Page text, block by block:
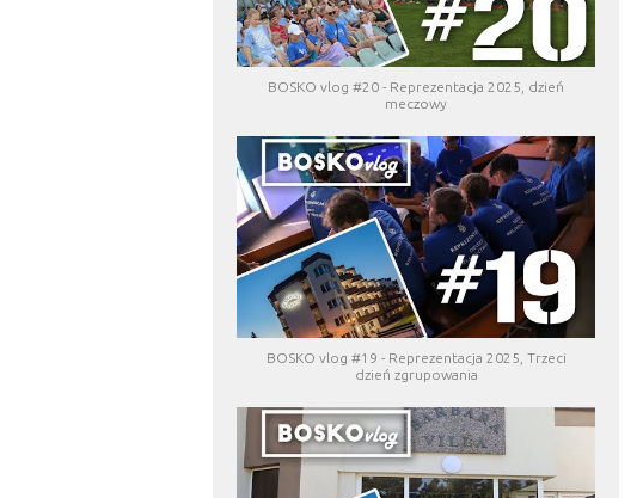
BOSKO vlog #20 - Reprezentacja 2025, dzień
meczowy
BOSKO vlog #19 - Reprezentacja 2025, Trzeci
dzień zgrupowania